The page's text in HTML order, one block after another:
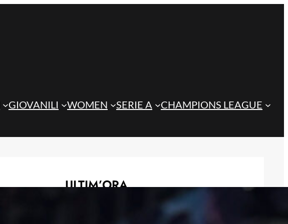
GIOVANILI WOMEN SERIE A
CHAMPIONS LEAGUE
ULTIM’ORA
L’Arsenal punta Yildiz, ma la
Juventus alza il muro: fissata la